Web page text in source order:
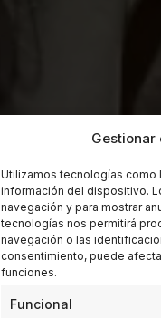
Gestionar
Utilizamos tecnologías como
información del dispositivo.
navegación y para mostrar
tecnologías nos permitirá
navegación o las
consentimiento, puede
funciones.
Funcional